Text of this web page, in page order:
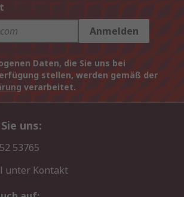
Anmelden
Daten, die Sie uns bei
stellen, werden gemäß der
verarbeitet.
uns:
53765
unter Kontakt